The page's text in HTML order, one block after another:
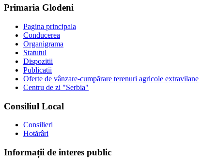
Primaria Glodeni
Pagina principala
Conducerea
Organigrama
Statutul
Dispozitii
Publicatii
Oferte de vânzare-cumpărare terenuri agricole extravilane
Centru de zi "Serbia"
Consiliul Local
Consilieri
Hotărâri
Informații de interes public